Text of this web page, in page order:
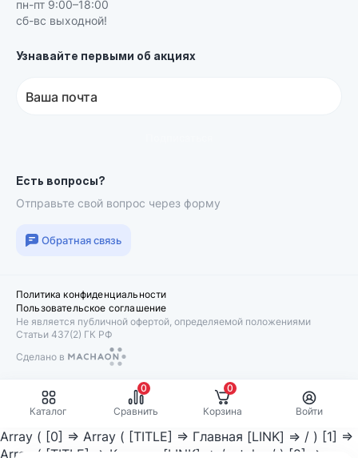
пн-пт 9:00–18:00
сб-вс выходной!
Узнавайте первыми об акциях
Ваша почта
Есть вопросы?
Отправьте свой вопрос через форму
Обратная связь
Политика конфиденциальности
Пользовательское соглашение
Не является публичной офертой, определяемой положениями
Статьи 437(2) ГК РФ
Сделано в
Machaon
Каталог
0
Сравнить
0
Корзина
Войти
Array ( [0] => Array ( [TITLE] => Главная [LINK] => / ) [1] =>
Array ( [TITLE] => Каталог [LINK] => /catalog/ ) [2] =>